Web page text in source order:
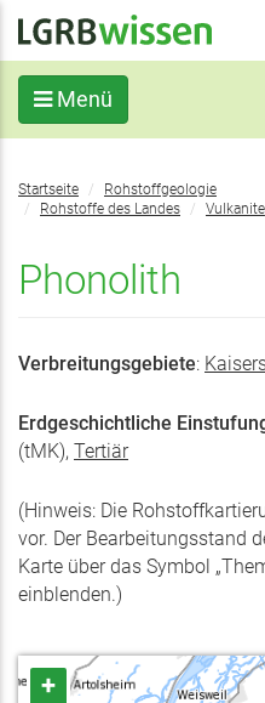
Menü
Sie
befinden
Startseite
Rohstoffgeologie
Rohstoffe des Landes
Vulkanite
Phonolith
Verbreitungsgebiete:
Erdgeschichtliche
(tMK), Tertiär
(Hinweis: Die
vor. Der Bearbeitungsstand
Karte über das Symbol
einblenden.)
+